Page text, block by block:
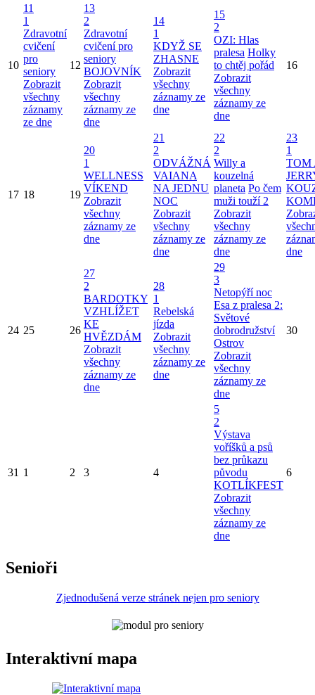
10
11
1
Zdravotní
cvičení
pro
seniory
Zobrazit
všechny
záznamy
ze dne
12
13
2
Zdravotní
cvičení pro
seniory
BOJOVNÍK
Zobrazit
všechny
záznamy ze
dne
14
1
KDYŽ SE
ZHASNE
Zobrazit
všechny
záznamy ze
dne
15
2
OZI: Hlas
pralesa Holky
to chtěj pořád
Zobrazit
všechny
záznamy ze
dne
16
17 18 19
20
1
WELLNESS
VÍKEND
Zobrazit
všechny
záznamy ze
dne
21
2
ODVÁŽNÁ
VAIANA
NA JEDNU
NOC
Zobrazit
všechny
záznamy ze
dne
22
2
Willy a
kouzelná
planeta Po čem
muži touží 2
Zobrazit
všechny
záznamy ze
dne
23
1
TOM
dne
24 25 26
27
2
BARDOTKY
VZHLÍŽET
KE
HVĚZDÁM
Zobrazit
všechny
záznamy ze
dne
28
1
Rebelská
jízda
Zobrazit
všechny
záznamy ze
dne
29
3
Netopýří noc
Esa z pralesa 2:
Světové
dobrodružství
Ostrov
Zobrazit
všechny
záznamy ze
dne
30
31 1 2 3 4
5
2
Výstava
voříšků a psů
bez průkazu
původu
KOTLÍKFEST
Zobrazit
všechny
záznamy ze
dne
6
Senioři
Zjednodušená verze stránek nejen pro seniory
Interaktivní mapa